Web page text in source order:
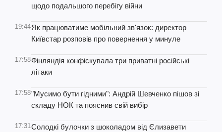
щодо подальшого перебігу війни
19:44Як працюватиме мобільний зв'язок: директор
Київстар розповів про повернення у минуле
17:58Фінляндія конфіскувала три приватні російські
літаки
17:58"Мусимо бути гідними": Андрій Шевченко пішов зі
складу НОК та пояснив свій вибір
17:31Солодкі булочки з шоколадом від Єлизавети